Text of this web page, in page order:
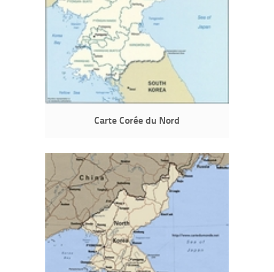
Carte Corée du Nord